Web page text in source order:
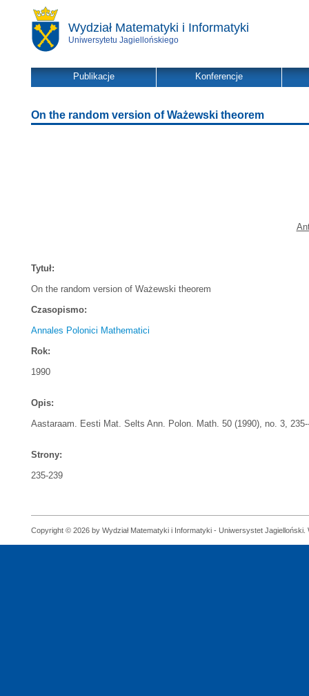
Wydział Matematyki i Informatyki
Uniwersytetu Jagiellońskiego
Publikacje Konferencje
On the random version of Ważewski theorem
Tytuł:
On the random version of Ważewski theorem
Czasopismo:
Annales Polonici Mathematici
Rok:
1990
Opis:
Aastaraam. Eesti Mat. Selts Ann. Polon. Math. 50 (1990), no. 3,
Strony:
235-239
Copyright © 2026 by Wydział Matematyki i Informatyki - Uniwersystet